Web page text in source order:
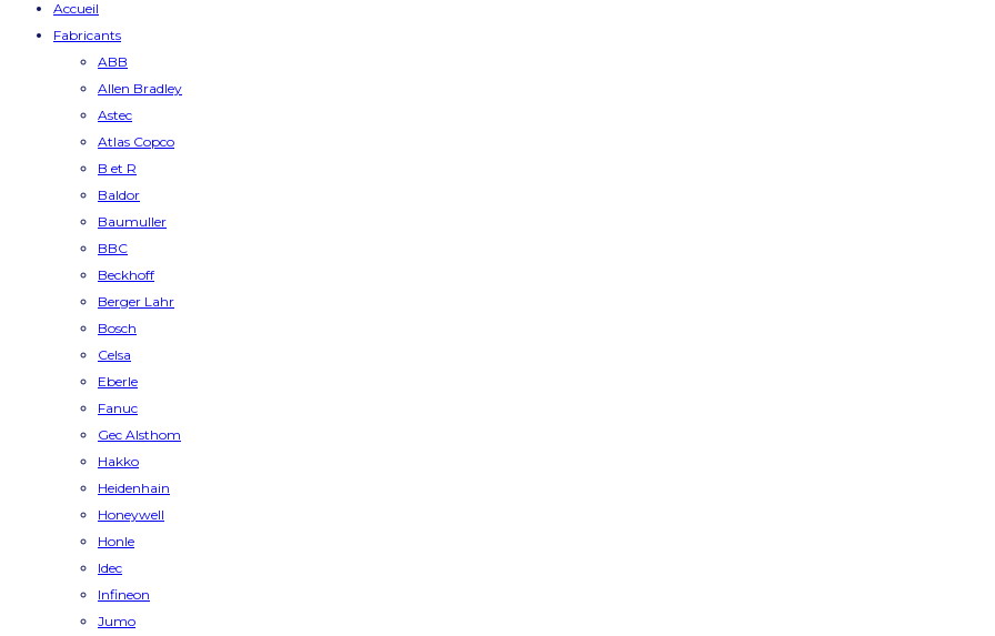
Accueil
Fabricants
ABB
Allen Bradley
Astec
Atlas Copco
B et R
Baldor
Baumuller
BBC
Beckhoff
Berger Lahr
Bosch
Celsa
Eberle
Fanuc
Gec Alsthom
Hakko
Heidenhain
Honeywell
Honle
Idec
Infineon
Jumo